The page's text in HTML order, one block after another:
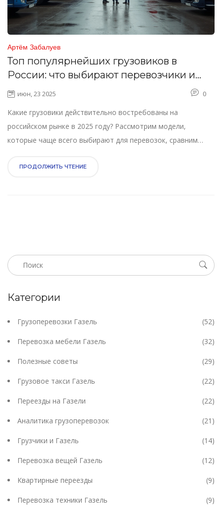
Артём Забалуев
Топ популярнейших грузовиков в
России: что выбирают перевозчики и
почему
июн, 23 2025 0
Какие грузовики действительно востребованы на
российском рынке в 2025 году? Рассмотрим модели,
которые чаще всего выбирают для перевозок, сравним
статье приведены советы по выбору грузовика и реальные
ПРОДОЛЖИТЬ ЧТЕНИЕ
Категории
Грузоперевозки Газель (52)
Перевозка мебели Газель (32)
Полезные советы (29)
Грузовое такси Газель (22)
Переезды на Газели (22)
Аналитика грузоперевозок (21)
Грузчики и Газель (14)
Перевозка вещей Газель (12)
Квартирные переезды (9)
Перевозка техники Газель (9)